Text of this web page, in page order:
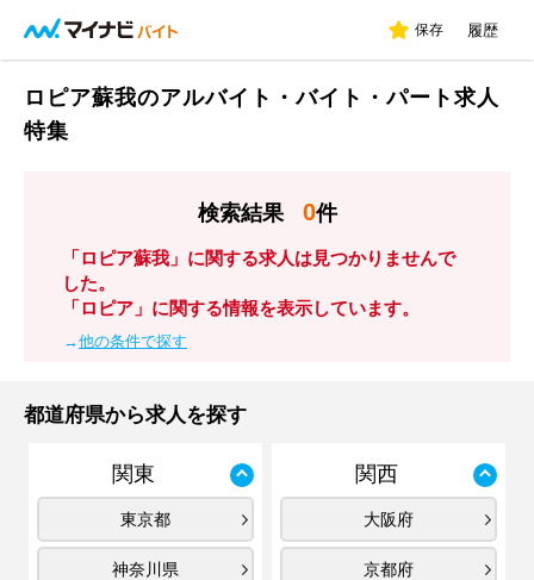
保存 履歴
ロピア蘇我のアルバイト・バイト・パート求人
特集
検索結果 0件
「ロピア蘇我」に関する求人は見つかりませんで
した。
「ロピア」に関する情報を表示しています。
→他の条件で探す
都道府県から求人を探す
関東
東京都
神奈川県
関西
大阪府
京都府